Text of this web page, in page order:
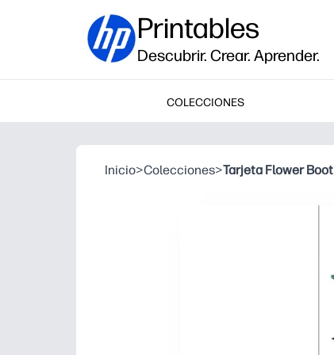
Printables
Descubrir. Crear. Aprender.
COLECCIONES
Inicio>Colecciones>Tarjeta Flower Boot